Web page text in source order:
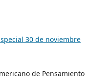
30 de noviembre
de Pensamiento